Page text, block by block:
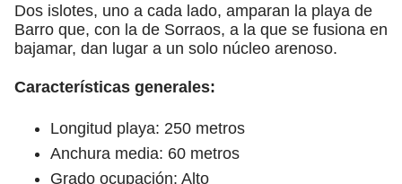
Dos islotes, uno a cada lado, amparan la playa de
Barro que, con la de Sorraos, a la que se fusiona en
bajamar, dan lugar a un solo núcleo arenoso.
Características generales:
Longitud playa: 250 metros
Anchura media: 60 metros
Grado ocupación: Alto